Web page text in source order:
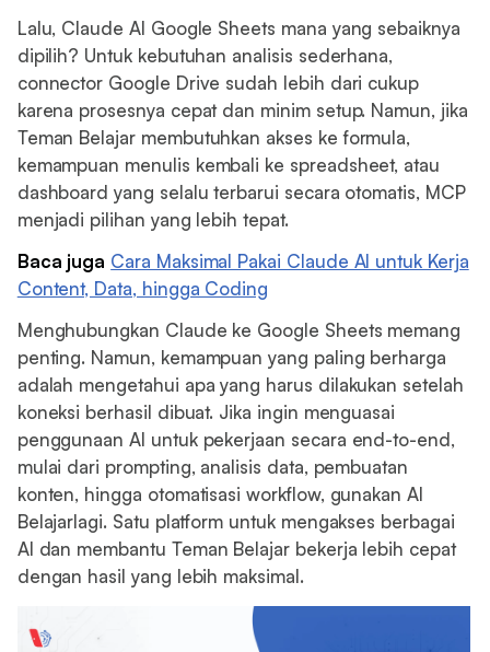
Lalu, Claude AI Google Sheets mana yang sebaiknya
dipilih? Untuk kebutuhan analisis sederhana,
connector Google Drive sudah lebih dari cukup
karena prosesnya cepat dan minim setup. Namun, jika
Teman Belajar membutuhkan akses ke formula,
kemampuan menulis kembali ke spreadsheet, atau
dashboard yang selalu terbarui secara otomatis, MCP
menjadi pilihan yang lebih tepat.
Baca juga Cara Maksimal Pakai Claude AI untuk Kerja
Content, Data, hingga Coding
Menghubungkan Claude ke Google Sheets memang
penting. Namun, kemampuan yang paling berharga
adalah mengetahui apa yang harus dilakukan setelah
koneksi berhasil dibuat. Jika ingin menguasai
penggunaan AI untuk pekerjaan secara end-to-end,
mulai dari prompting, analisis data, pembuatan
konten, hingga otomatisasi workflow, gunakan AI
Belajarlagi. Satu platform untuk mengakses berbagai
AI dan membantu Teman Belajar bekerja lebih cepat
dengan hasil yang lebih maksimal.